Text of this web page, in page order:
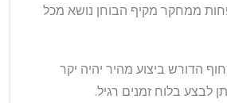
ממחקר מקיף הבוחן נושא מכל
הדורש ביצוע מהיר יהיה יקר
לבצע בלוח זמנים רגיל.